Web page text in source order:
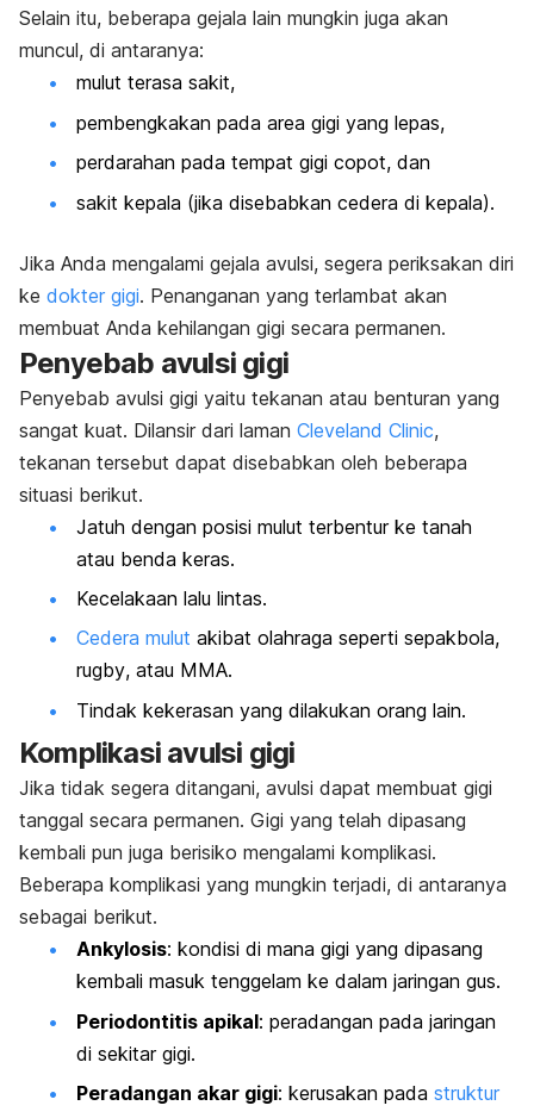
Selain itu, beberapa gejala lain mungkin juga akan
muncul, di antaranya:
mulut terasa sakit,
pembengkakan pada area gigi yang lepas,
perdarahan pada tempat gigi copot, dan
sakit kepala (jika disebabkan cedera di kepala).
Jika Anda mengalami gejala avulsi, segera periksakan diri
ke dokter gigi. Penanganan yang terlambat akan
membuat Anda kehilangan gigi secara permanen.
Penyebab avulsi gigi
Penyebab avulsi gigi yaitu tekanan atau benturan yang
sangat kuat. Dilansir dari laman Cleveland Clinic,
tekanan tersebut dapat disebabkan oleh beberapa
situasi berikut.
Jatuh dengan posisi mulut terbentur ke tanah
atau benda keras.
Kecelakaan lalu lintas.
Cedera mulut akibat olahraga seperti sepakbola,
rugby, atau MMA.
Tindak kekerasan yang dilakukan orang lain.
Komplikasi avulsi gigi
Jika tidak segera ditangani, avulsi dapat membuat gigi
tanggal secara permanen. Gigi yang telah dipasang
kembali pun juga berisiko mengalami komplikasi.
Beberapa komplikasi yang mungkin terjadi, di antaranya
sebagai berikut.
Ankylosis: kondisi di mana gigi yang dipasang
kembali masuk tenggelam ke dalam jaringan gus.
Periodontitis apikal: peradangan pada jaringan
di sekitar gigi.
Peradangan akar gigi: kerusakan pada struktur